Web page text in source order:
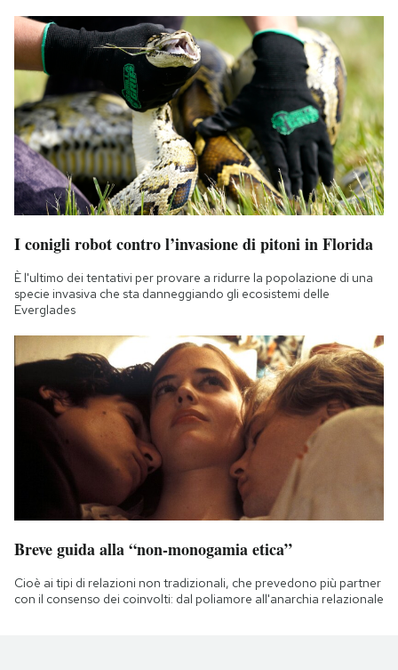
I conigli robot contro l’invasione di pitoni in Florida
È l'ultimo dei tentativi per provare a ridurre la popolazione di una
specie invasiva che sta danneggiando gli ecosistemi delle
Everglades
Breve guida alla “non-monogamia etica”
Cioè ai tipi di relazioni non tradizionali, che prevedono più partner
con il consenso dei coinvolti: dal poliamore all'anarchia relazionale